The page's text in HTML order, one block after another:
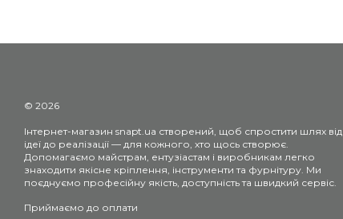
© 2026
Інтернет-магазин snapt.ua створений, щоб спростити шлях від
ідеї до реалізації — для кожного, хто щось створює.
Допомагаємо майстрам, ентузіастам і виробникам легко
знаходити якісне кріплення, інструменти та фурнітуру. Ми
поєднуємо професійну якість, доступність та швидкий сервіс.
Приймаємо до оплати